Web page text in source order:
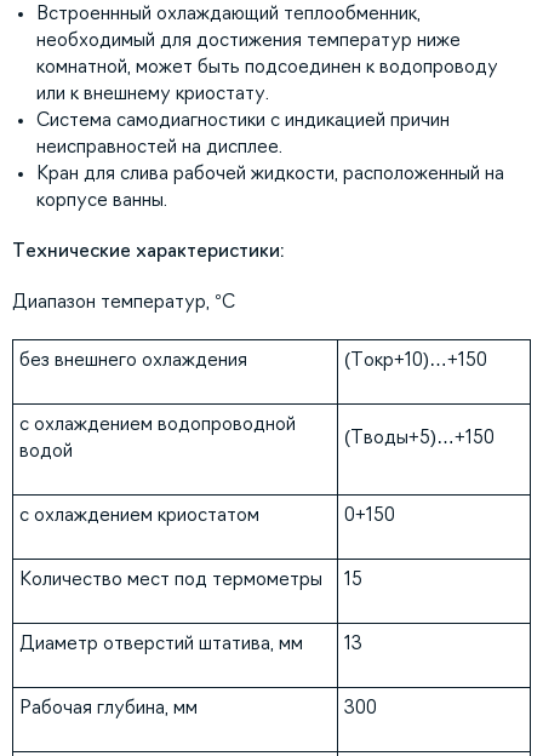
Встроеннный охлаждающий теплообменник,
необходимый для достижения температур ниже
комнатной, может быть подсоединен к водопроводу
или к внешнему криостату.
Система самодиагностики с индикацией причин
неисправностей на дисплее.
Кран для слива рабочей жидкости, расположенный на
корпусе ванны.
Технические характеристики:
Диапазон температур, °С
без внешнего охлаждения (Токр+10)…+150
с охлаждением водопроводной
водой
(Тводы+5)…+150
с охлаждением криостатом 0+150
Количество мест под термометры 15
Диаметр отверстий штатива, мм 13
Рабочая глубина, мм 300